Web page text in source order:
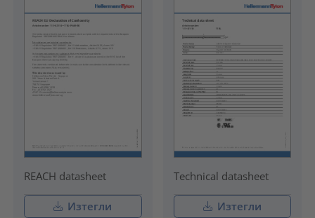
REACH datasheet
Изтегли
Technical datasheet
Изтегли